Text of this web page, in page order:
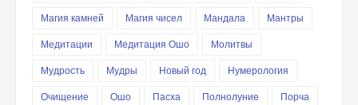
Магия камней
Магия чисел Мандала
Мантры
Медитации
Медитация Ошо
Молитвы
Мудрость
Мудры Новый год
Нумерология
Очищение
Ошо Пасха Полнолуние
Порча